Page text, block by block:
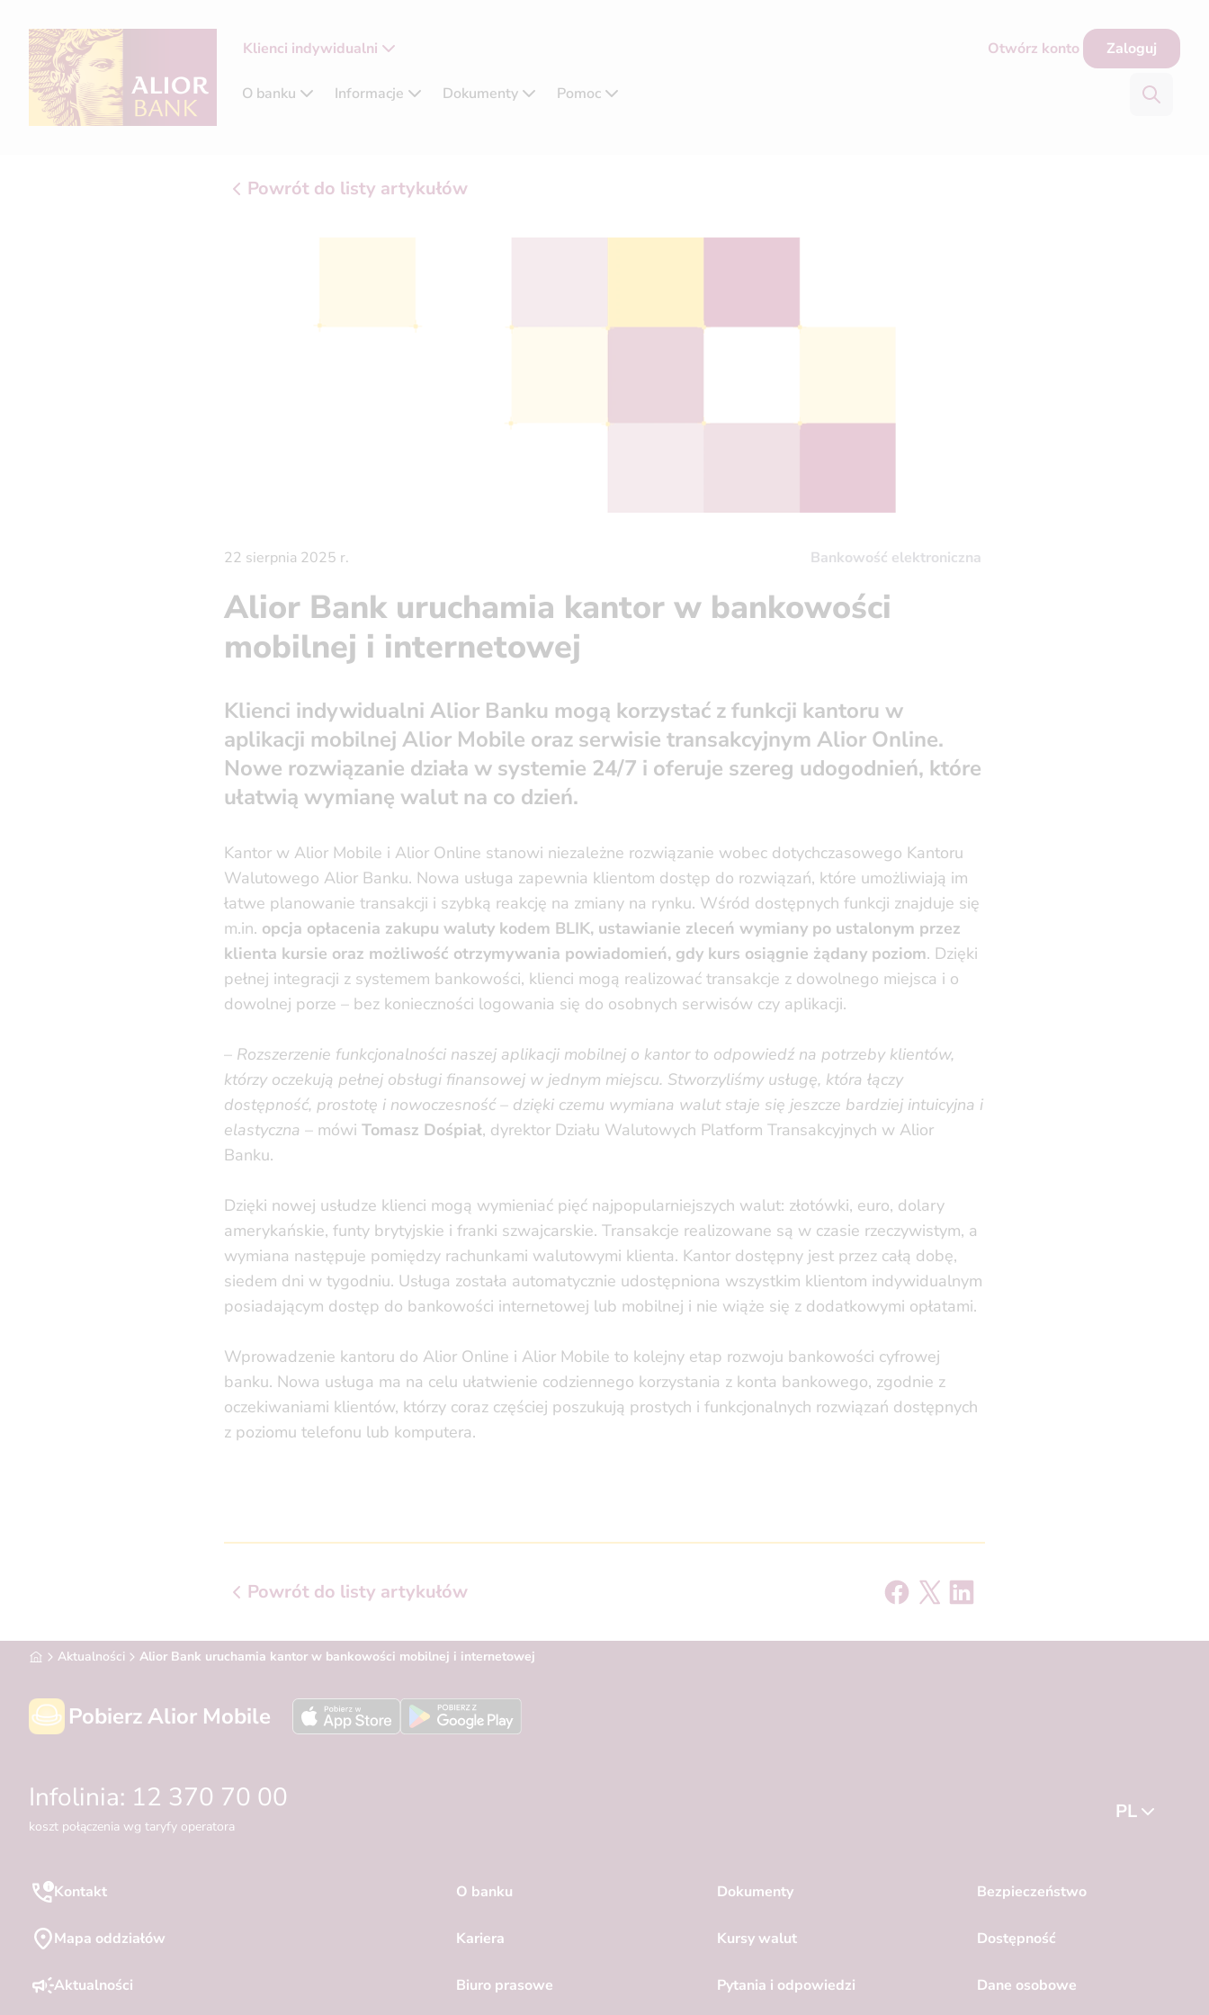
Klienci indywidualni Otwórz konto Zaloguj
O banku Informacje Dokumenty Pomoc
Powrót do listy artykułów
22 sierpnia 2025 r. Bankowość elektroniczna
Alior Bank uruchamia kantor w bankowości
mobilnej i internetowej
Klienci indywidualni Alior Banku mogą korzystać z funkcji kantoru w
aplikacji mobilnej Alior Mobile oraz serwisie transakcyjnym Alior Online.
Nowe rozwiązanie działa w systemie 24/7 i oferuje szereg udogodnień, które
ułatwią wymianę walut na co dzień.
Kantor w Alior Mobile i Alior Online stanowi niezależne rozwiązanie wobec dotychczasowego Kantoru
Walutowego Alior Banku. Nowa usługa zapewnia klientom dostęp do rozwiązań, które umożliwiają im
łatwe planowanie transakcji i szybką reakcję na zmiany na rynku. Wśród dostępnych funkcji znajduje się
m.in. opcja opłacenia zakupu waluty kodem BLIK, ustawianie zleceń wymiany po ustalonym przez
klienta kursie oraz możliwość otrzymywania powiadomień, gdy kurs osiągnie żądany poziom. Dzięki
pełnej integracji z systemem bankowości, klienci mogą realizować transakcje z dowolnego miejsca i o
dowolnej porze – bez konieczności logowania się do osobnych serwisów czy aplikacji.
– Rozszerzenie funkcjonalności naszej aplikacji mobilnej o kantor to odpowiedź na potrzeby klientów,
którzy oczekują pełnej obsługi finansowej w jednym miejscu. Stworzyliśmy usługę, która łączy
dostępność, prostotę i nowoczesność – dzięki czemu wymiana walut staje się jeszcze bardziej intuicyjna i
elastyczna – mówiTomasz Dośpiał, dyrektor Działu Walutowych Platform Transakcyjnych w Alior
Banku.
Dzięki nowej usłudze klienci mogą wymieniać pięć najpopularniejszych walut: złotówki, euro, dolary
amerykańskie, funty brytyjskie i franki szwajcarskie. Transakcje realizowane są w czasie rzeczywistym, a
wymiana następuje pomiędzy rachunkami walutowymi klienta. Kantor dostępny jest przez całą dobę,
siedem dni w tygodniu. Usługa została automatycznie udostępniona wszystkim klientom indywidualnym
posiadającym dostęp do bankowości internetowej lub mobilnej i nie wiąże się z dodatkowymi opłatami.
Wprowadzenie kantoru do Alior Online i Alior Mobile to kolejny etap rozwoju bankowości cyfrowej
banku. Nowa usługa ma na celu ułatwienie codziennego korzystania z konta bankowego, zgodnie z
oczekiwaniami klientów, którzy coraz częściej poszukują prostych i funkcjonalnych rozwiązań dostępnych
z poziomu telefonu lub komputera.
Powrót do listy artykułów
Alior Bank
Aktualności Alior Bank uruchamia kantor w bankowości mobilnej i internetowej
Pobierz Alior Mobile
Infolinia: 12 370 70 00
koszt połączenia wg taryfy operatora
PL
Kontakt
Mapa oddziałów
Aktualności
O banku
Kariera
Biuro prasowe
Dokumenty
Kursy walut
Pytania i odpowiedzi
Bezpieczeństwo
Dostępność
Dane osobowe